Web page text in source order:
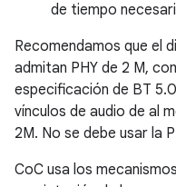
de tiempo
Recomendamos que el
admitan PHY de 2 M,
especificación de BT
vínculos de audio de al
2M. No se debe usar la
CoC usa los